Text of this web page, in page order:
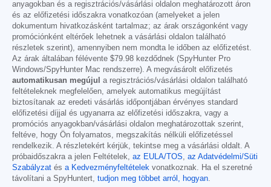
anyagokban és a regisztrációs/vásárlási oldalon meghatározott áron
és az előfizetési időszakra vonatkozóan (amelyeket a jelen
dokumentum hivatkozásként tartalmaz; az árak országonként vagy
promóciónként eltérőek lehetnek a vásárlási oldalon található
részletek szerint), amennyiben nem mondta le időben az előfizetést.
Az árak általában félévente $79.98 kezdődnek (SpyHunter Pro
Windows/SpyHunter Mac rendszerre). A megvásárolt előfizetés
automatikusan megújul
a regisztrációs/vásárlási oldalon található
feltételeknek megfelelően, amelyek automatikus megújítást
biztosítanak az eredeti vásárlás időpontjában érvényes standard
előfizetési díjjal és ugyanarra az előfizetési időszakra, vagy a
promóciós anyagokban/vásárlási oldalon meghatározottak szerint,
feltéve, hogy Ön folyamatos, megszakítás nélküli előfizetéssel
rendelkezik. A részletekért kérjük, tekintse meg a vásárlási oldalt. A
próbaidőszakra a jelen Feltételek, az EULA/TOS, az Adatvédelmi/Süti
Szabályzat és a Kedvezményfeltételek vonatkoznak. Ha el szeretné
távolítani a SpyHuntert, tudjon meg többet arról, hogyan.